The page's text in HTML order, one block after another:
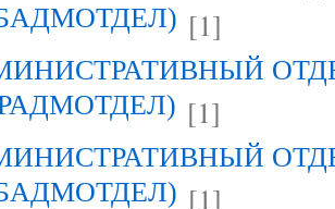
[1]
[1]
[1]